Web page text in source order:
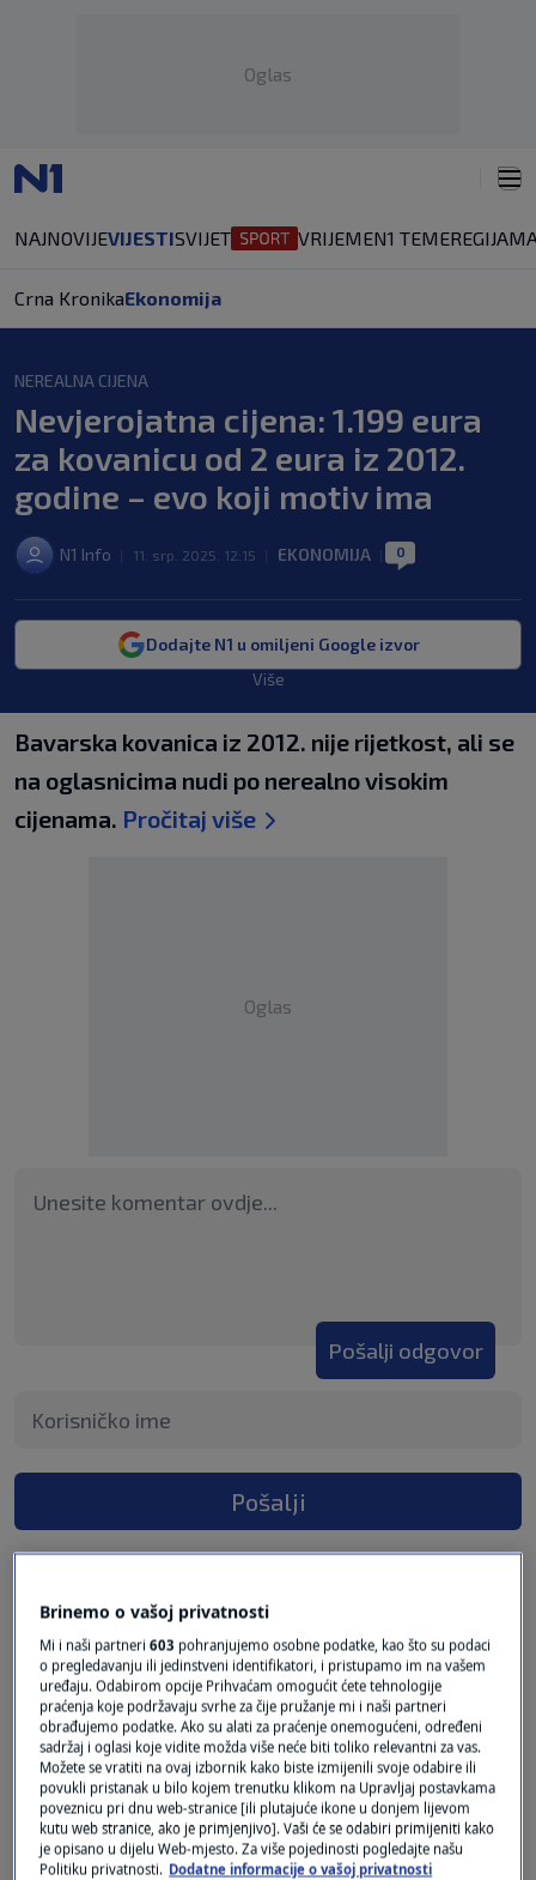
Oglas
NAJNOVIJEVIJESTISVIJET VRIJEMEN1 TEMEREGIJA
Crna KronikaEkonomija
NEREALNA CIJENA
Nevjerojatna cijena: 1.199 eura
za kovanicu od 2 eura iz 2012.
godine – evo koji motiv ima
N1 Info 11. srp. 2025. 12:15 EKONOMIJA 0
Dodajte N1 u omiljeni Google izvor
Više
Bavarska kovanica iz 2012. nije rijetkost, ali se
na oglasnicima nudi po nerealno visokim
cijenama. Pročitaj više
Oglas
Pošalji odgovor
Pošalji
Oglas
Brinemo o vašoj privatnosti
Mi i naši partneri603 pohranjujemo osobne podatke, kao što su podaci
o pregledavanju ili jedinstveni identifikatori, i pristupamo im na vašem
uređaju. Odabirom opcije Prihvaćam omogućit ćete tehnologije
praćenja koje podržavaju svrhe za čije pružanje mi i naši partneri
obrađujemo podatke. Ako su alati za praćenje onemogućeni, određeni
sadržaj i oglasi koje vidite možda više neće biti toliko relevantni za vas.
Možete se vratiti na ovaj izbornik kako biste izmijenili svoje odabire ili
povukli pristanak u bilo kojem trenutku klikom na Upravljaj postavkama
poveznicu pri dnu web-stranice [ili plutajuće ikone u donjem lijevom
kutu web stranice, ako je primjenjivo]. Vaši će se odabiri primijeniti kako
je opisano u dijelu Web-mjesto. Za više pojedinosti pogledajte našu
Politiku privatnosti. Dodatne informacije o vašoj privatnosti